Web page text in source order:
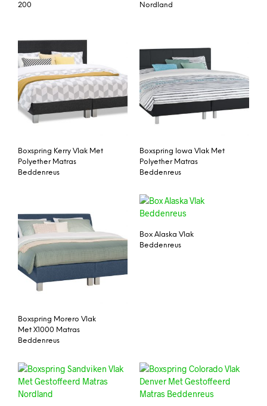
200
Nordland
Boxspring Kerry Vlak Met
Polyether Matras
Beddenreus
Boxspring Iowa Vlak Met
Polyether Matras
Beddenreus
Boxspring Morero Vlak
Met X1000 Matras
Beddenreus
Box Alaska Vlak
Beddenreus